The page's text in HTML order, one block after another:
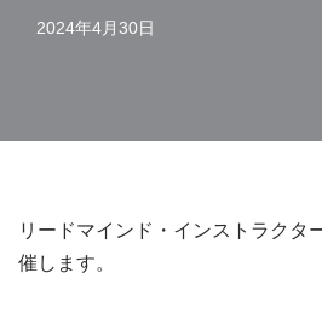
プ2024年4月30日
リードマインド・インストラクタ
催します。